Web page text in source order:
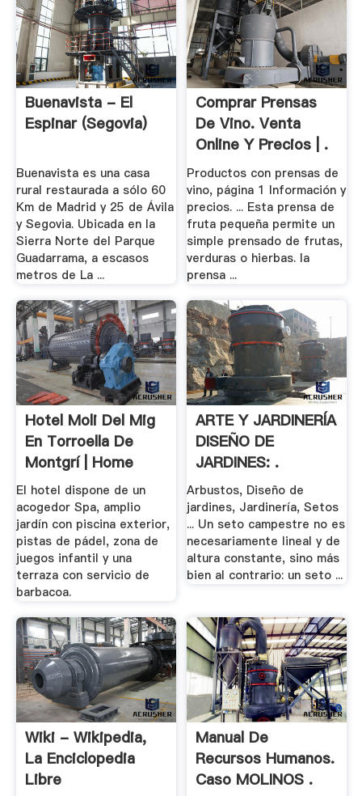
Buenavista - El
Espinar (Segovia)
Buenavista es una casa
rural restaurada a sólo 60
Km de Madrid y 25 de Ávila
y Segovia. Ubicada en la
Sierra Norte del Parque
Guadarrama, a escasos
metros de La ...
Comprar Prensas
De Vino. Venta
Online Y Precios | .
Productos con prensas de
vino, página 1 Información y
precios. ... Esta prensa de
fruta pequeña permite un
simple prensado de frutas,
verduras o hierbas. la
prensa ...
Hotel Moli Del Mig
En Torroella De
Montgrí | Home
El hotel dispone de un
acogedor Spa, amplio
jardín con piscina exterior,
pistas de pádel, zona de
juegos infantil y una
terraza con servicio de
barbacoa.
ARTE Y JARDINERÍA
DISEÑO DE
JARDINES: .
Arbustos, Diseño de
jardines, Jardinería, Setos
... Un seto campestre no es
necesariamente lineal y de
altura constante, sino más
bien al contrario: un seto ...
Wiki - Wikipedia,
La Enciclopedia
Libre
Manual De
Recursos Humanos.
Caso MOLINOS .